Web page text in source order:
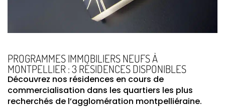
PROGRAMMES IMMOBILIERS NEUFS À
MONTPELLIER : 3 RÉSIDENCES DISPONIBLES
Découvrez nos résidences en cours de
commercialisation dans les quartiers les plus
recherchés de l’agglomération montpelliéraine.